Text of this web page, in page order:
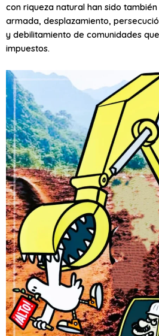
con riqueza natural han sido
armada, desplazamiento,
y debilitamiento de comunidades
impuestos.